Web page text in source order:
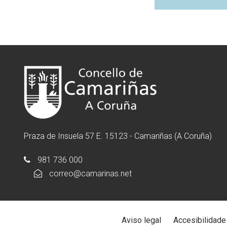
Praza de Insuela 57 E. 15123 - Camariñas (A Coruña)
981 736 000
correo@camarinas.net
Aviso legal Accesibilidade